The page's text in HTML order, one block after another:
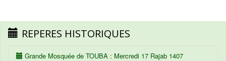
REPERES HISTORIQUES
Grande Mosquée de TOUBA : Mercredi 17 Rajab 1407